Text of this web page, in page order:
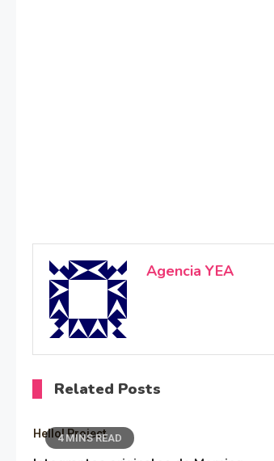
Agencia YEA
Related Posts
4 MINS READ
Hello! Project